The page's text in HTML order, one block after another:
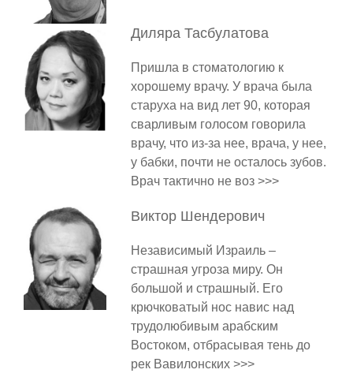
Диляра Тасбулатова
Пришла в стоматологию к
хорошему врачу. У врача была
старуха на вид лет 90, которая
сварливым голосом говорила
врачу, что из-за нее, врача, у нее,
у бабки, почти не осталось зубов.
Врач тактично не воз >>>
Виктор Шендерович
Независимый Израиль –
страшная угроза миру. Он
большой и страшный. Его
крючковатый нос навис над
трудолюбивым арабским
Востоком, отбрасывая тень до
рек Вавилонских >>>